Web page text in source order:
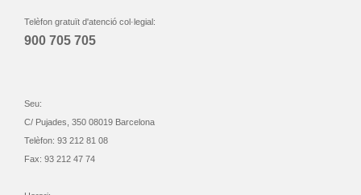
Telèfon gratuït d'atenció col·legial:
900 705 705
Seu:
C/ Pujades, 350 08019 Barcelona
Telèfon: 93 212 81 08
Fax: 93 212 47 74